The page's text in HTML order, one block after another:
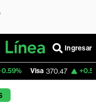
Ingresar
+0.52%